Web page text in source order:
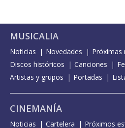
MUSICALIA
Noticias Novedades
Próximas
Discos históricos
Canciones
Artistas y grupos
Portadas
CINEMANÍA
Noticias Cartelera Próximos